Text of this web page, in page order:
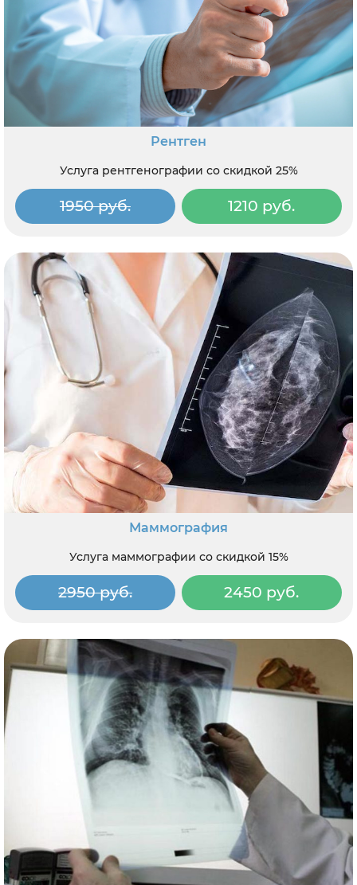
Рентген
Услуга рентгенографии со скидкой 25%
1950 руб. 1210 руб.
Маммография
Услуга маммографии со скидкой 15%
2950 руб. 2450 руб.